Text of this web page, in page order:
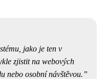
jako je ten v
zjistit na webových
nebo osobní návštěvou.